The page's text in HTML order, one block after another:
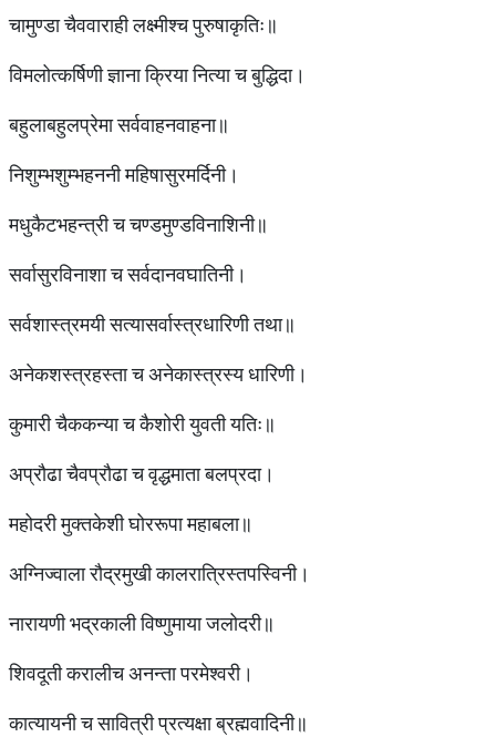
चामुण्डा चैववाराही लक्ष्मीश्च पुरुषाकृतिः॥
विमलोत्कर्षिणी ज्ञाना क्रिया नित्या च बुद्धिदा।
बहुलाबहुलप्रेमा सर्ववाहनवाहना॥
निशुम्भशुम्भहननी महिषासुरमर्दिनी।
मधुकैटभहन्त्री च चण्डमुण्डविनाशिनी॥
सर्वासुरविनाशा च सर्वदानवघातिनी।
सर्वशास्त्रमयी सत्यासर्वास्त्रधारिणी तथा॥
अनेकशस्त्रहस्ता च अनेकास्त्रस्य धारिणी।
कुमारी चैककन्या च कैशोरी युवती यतिः॥
अप्रौढा चैवप्रौढा च वृद्धमाता बलप्रदा।
महोदरी मुक्तकेशी घोररूपा महाबला॥
अग्निज्वाला रौद्रमुखी कालरात्रिस्तपस्विनी।
नारायणी भद्रकाली विष्णुमाया जलोदरी॥
शिवदूती करालीच अनन्ता परमेश्वरी।
कात्यायनी च सावित्री प्रत्यक्षा ब्रह्मवादिनी॥